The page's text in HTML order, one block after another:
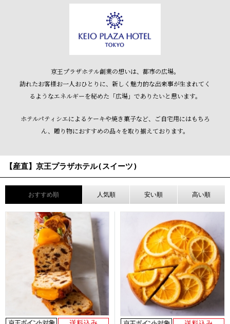
京王プラザホテル創業の想いは、都市の広場。
訪れたお客様お一人おひとりに、新しく魅力的な出来事が生まれてく
るようなエネルギーを秘めた「広場」でありたいと思います。
ホテルパティシエによるケーキや焼き菓子など、
ご自宅用にはもちろ
ん、贈り物におすすめの品々を取り揃えております。
【産直】京王プラザホテル(スイーツ)
おすすめ順 人気順 安い順 高い順